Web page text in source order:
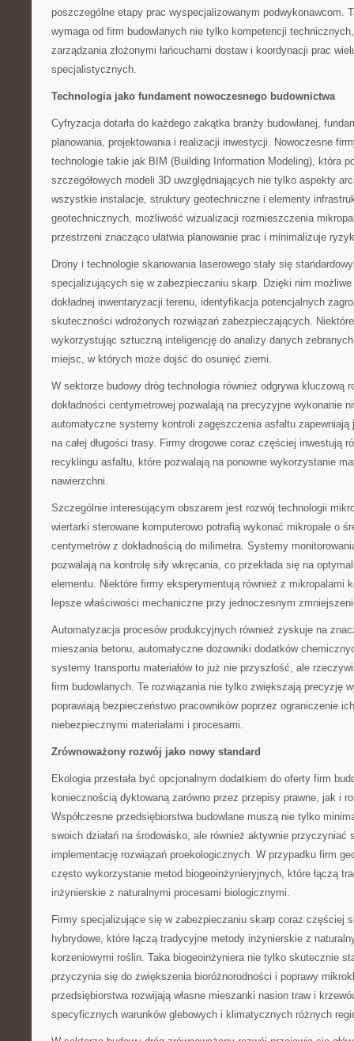
poszczególne etapy prac wyspecjalizowanym podwykonawcom.
wymaga od firm budowlanych nie tylko kompetencji
zarządzania złożonymi łańcuchami dostaw i koordynacji prac
specjalistycznych.
Technologia jako fundament nowoczesnego budownictwa
Cyfryzacja dotarła do każdego zakątka branży budowlanej,
planowania, projektowania i realizacji inwestycji. Nowoczesne
technologie takie jak BIM (Building Information Modeling), która
szczegółowych modeli 3D uwzględniających nie tylko aspekty
wszystkie instalacje, struktury geotechniczne i elementy
geotechnicznych, możliwość wizualizacji rozmieszczenia
przestrzeni znacząco ułatwia planowanie prac i minimalizuje
Drony i technologie skanowania laserowego stały się
specjalizujących się w zabezpieczaniu skarp. Dzięki nim
dokładnej inwentaryzacji terenu, identyfikacja potencjalnych
skuteczności wdrożonych rozwiązań zabezpieczających.
wykorzystując sztuczną inteligencję do analizy danych
miejsc, w których może dojść do osunięć ziemi.
W sektorze budowy dróg technologia również odgrywa kluczową
dokładności centymetrowej pozwalają na precyzyjne wykonanie
automatyczne systemy kontroli zagęszczenia asfaltu zapewniają
na całej długości trasy. Firmy drogowe coraz częściej inwestują
recyklingu asfaltu, które pozwalają na ponowne wykorzystanie
nawierzchni.
Szczególnie interesującym obszarem jest rozwój technologii
wiertarki sterowane komputerowo potrafią wykonać mikropale o
centymetrów z dokładnością do milimetra. Systemy
pozwalają na kontrolę siły wkręcania, co przekłada się na
elementu. Niektóre firmy eksperymentują również z mikropalami
lepsze właściwości mechaniczne przy jednoczesnym
Automatyzacja procesów produkcyjnych również zyskuje na
mieszania betonu, automatyczne dozowniki dodatków
systemy transportu materiałów to już nie przyszłość, ale
firm budowlanych. Te rozwiązania nie tylko zwiększają precyzję
poprawiają bezpieczeństwo pracowników poprzez ograniczenie
niebezpiecznymi materiałami i procesami.
Zrównoważony rozwój jako nowy standard
Ekologia przestała być opcjonalnym dodatkiem do oferty firm
koniecznością dyktowaną zarówno przez przepisy prawne, jak i
Współczesne przedsiębiorstwa budowlane muszą nie tylko
swoich działań na środowisko, ale również aktywnie przyczyniać
implementację rozwiązań proekologicznych. W przypadku firm
często wykorzystanie metod biogeoinżynieryjnych, które łączą
inżynierskie z naturalnymi procesami biologicznymi.
Firmy specjalizujące się w zabezpieczaniu skarp coraz częściej
hybrydowe, które łączą tradycyjne metody inżynierskie z
korzeniowymi roślin. Taka biogeoinżyniera nie tylko skutecznie
przyczynia się do zwiększenia bioróżnorodności i poprawy
przedsiębiorstwa rozwijają własne mieszanki nasion traw i
specyficznych warunków glebowych i klimatycznych różnych